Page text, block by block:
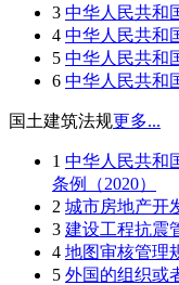
3 中华人民共和
4 中华人民共和
5 中华人民共和
6 中华人民共和
国土建筑法规更多...
1 中华人民共和
条例（2020）
2 城市房地产开
3 建设工程抗震
4 地图审核管理
5 外国的组织或